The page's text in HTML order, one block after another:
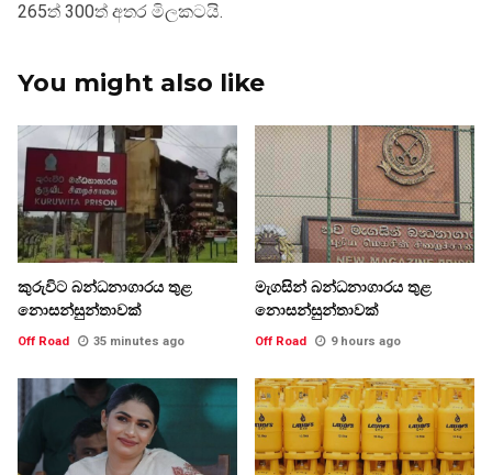
265ත් 300ත් අතර මිලකටයි.
You might also like
කුරුවිට බන්ධනාගාරය තුළ
නොසන්සුන්තාවක්
Off Road 35 minutes ago
මැගසින් බන්ධනාගාරය තුළ
නොසන්සුන්තාවක්
Off Road 9 hours ago